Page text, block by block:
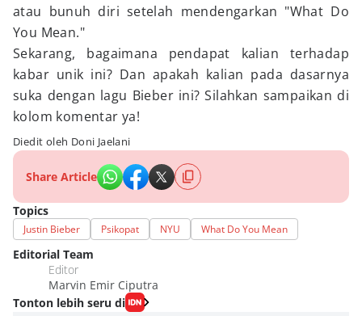
atau bunuh diri setelah mendengarkan "What Do
You Mean."
Sekarang, bagaimana pendapat kalian terhadap
kabar unik ini? Dan apakah kalian pada dasarnya
suka dengan lagu Bieber ini? Silahkan sampaikan di
kolom komentar ya!
Diedit oleh Doni Jaelani
Share Article
Topics
Justin Bieber Psikopat NYU What Do You Mean
Editorial Team
Editor
Marvin Emir Ciputra
Tonton lebih seru di